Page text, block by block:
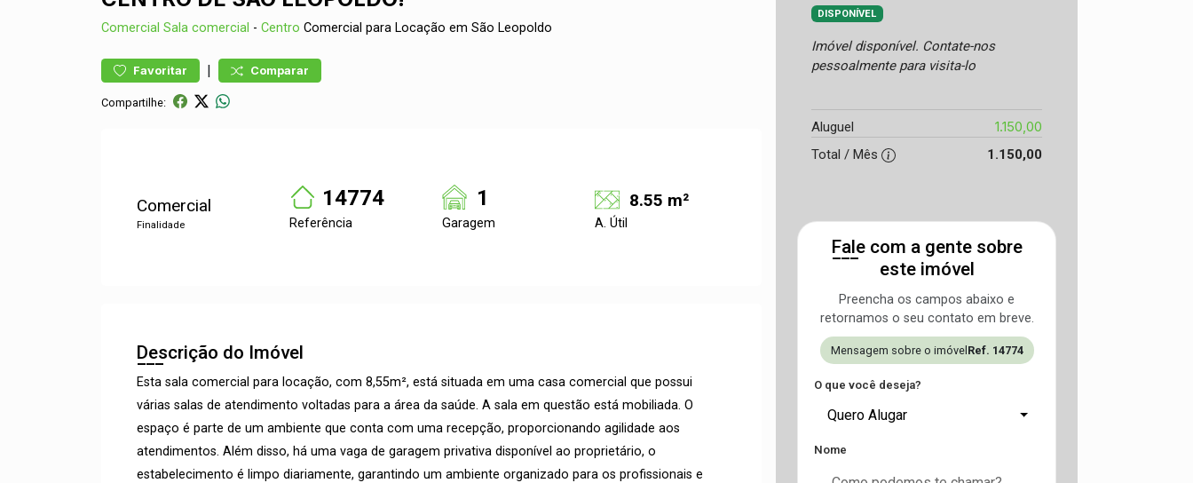
Comercial Sala comercial - Centro Comercial para Locação em São Leopoldo
Favoritar | Comparar
Compartilhe:
Comercial
Finalidade
14774
Referência
1
Garagem
8.55 m²
A. Útil
Descrição do Imóvel
Esta sala comercial para locação, com 8,55m², está situada em uma casa comercial que possui
várias salas de atendimento voltadas para a área da saúde. A sala em questão está mobiliada. O
espaço é parte de um ambiente que conta com uma recepção, proporcionando agilidade aos
atendimentos. Além disso, há uma vaga de garagem privativa disponível ao proprietário, o
estabelecimento é limpo diariamente, garantindo um ambiente organizado para os profissionais e
DISPONÍVEL
Imóvel disponível. Contate-nos
pessoalmente para visita-lo
Aluguel 1.150,00
Total / Mês 1.150,00
Fale com a gente sobre
este imóvel
Preencha os campos abaixo e
retornamos o seu contato em breve.
Mensagem sobre o imóvel Ref. 14774
O que você deseja?
Quero Alugar
Nome